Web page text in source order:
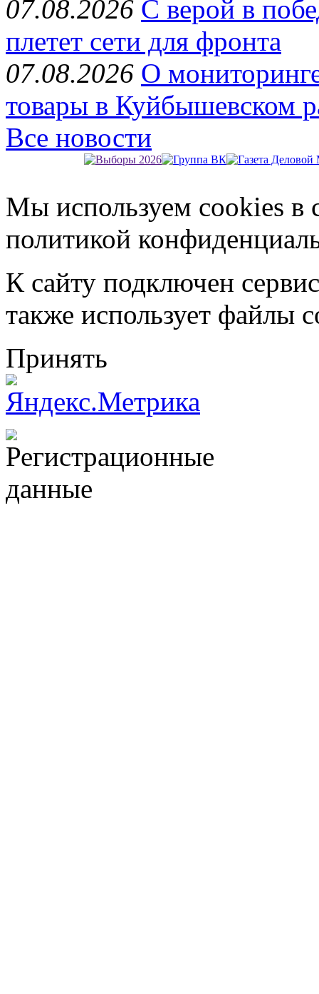
07.08.2026 С верой в
плетет сети для фронта
07.08.2026 О
товары в Куйбышевском
Все новости
Мы используем cookies в
политикой
К сайту подключен
также использует файлы
Принять